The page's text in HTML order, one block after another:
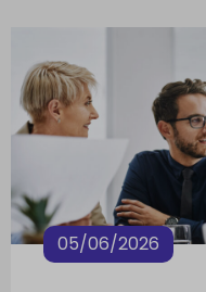
05/06/2026